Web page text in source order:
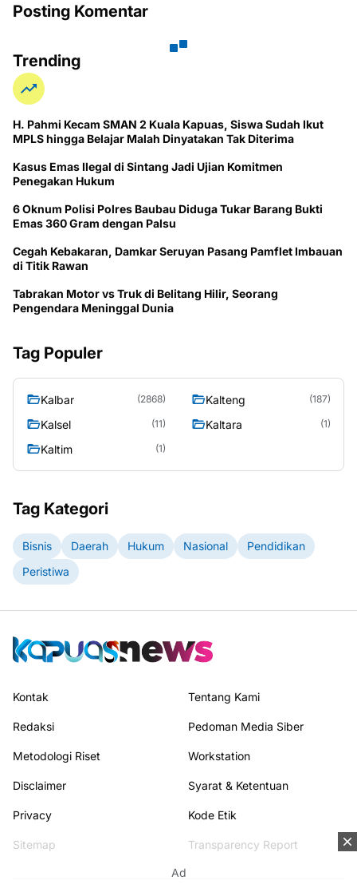
Posting Komentar
Trending
H. Pahmi Kecam SMAN 2 Kuala Kapuas, Siswa Sudah Ikut
MPLS hingga Belajar Malah Dinyatakan Tak Diterima
Kasus Emas Ilegal di Sintang Jadi Ujian Komitmen
Penegakan Hukum
6 Oknum Polisi Polres Baubau Diduga Tukar Barang Bukti
Emas 360 Gram dengan Palsu
Cegah Kebakaran, Damkar Seruyan Pasang Pamflet Imbauan
di Titik Rawan
Tabrakan Motor vs Truk di Belitang Hilir, Seorang
Pengendara Meninggal Dunia
Tag Populer
Kalbar (2868) Kalteng (187)
Kalsel (11) Kaltara (1)
Kaltim (1)
Tag Kategori
Bisnis Daerah Hukum Nasional
Pendidikan
Peristiwa
Ad
Kontak Tentang Kami
Redaksi Pedoman Media Siber
Metodologi Riset Workstation
Disclaimer Syarat & Ketentuan
Privacy Kode Etik
Sitemap Transparency Report